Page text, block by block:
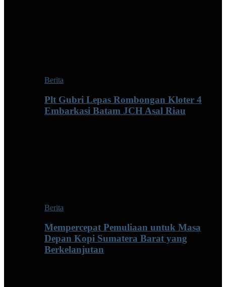
Berita
Plt Gubri Lepas Rombongan Kloter 4
Embarkasi Batam JCH Asal Riau
Berita
Mempercepat Pemuliaan untuk Masa
Depan Kopi Sumatera Barat yang
Berkelanjutan